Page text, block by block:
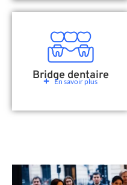
Bridge dentaire
En savoir plus